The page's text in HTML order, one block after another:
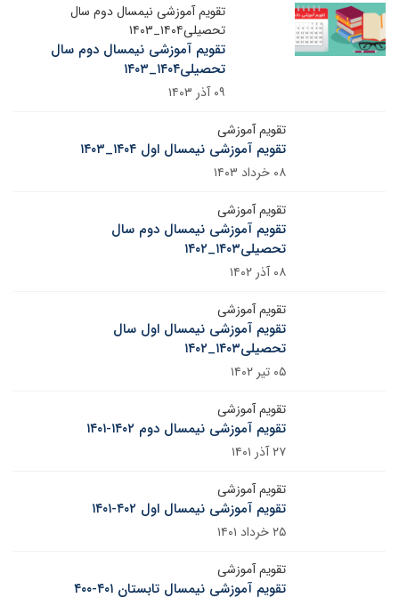
تقویم آموزشی نیمسال دوم سال
تحصیلی۱۴۰۴_۱۴۰۳
تقویم آموزشی نیمسال دوم سال
تحصیلی۱۴۰۴_۱۴۰۳
۰۹ آذر ۱۴۰۳
تقویم آموزشی
تقویم آموزشی نیمسال اول ۱۴۰۴_۱۴۰۳
۰۸ خرداد ۱۴۰۳
تقویم آموزشی
تقویم آموزشی نیمسال دوم سال
تحصیلی۱۴۰۳_۱۴۰۲
۰۸ آذر ۱۴۰۲
تقویم آموزشی
تقویم آموزشی نیمسال اول سال
تحصیلی۱۴۰۳_۱۴۰۲
۰۵ تیر ۱۴۰۲
تقویم آموزشی
تقویم آموزشی نیمسال دوم ۱۴۰۲-۱۴۰۱
۲۷ آذر ۱۴۰۱
تقویم آموزشی
تقویم آموزشی نیمسال اول ۴۰۲-۱۴۰۱
۲۵ خرداد ۱۴۰۱
تقویم آموزشی
تقویم آموزشی نیمسال تابستان ۴۰۱-۴۰۰